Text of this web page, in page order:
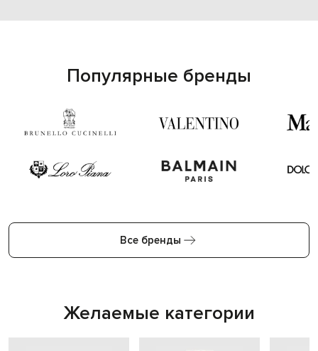
Популярные бренды
Все бренды
Желаемые категории